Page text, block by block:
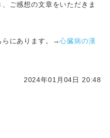
ご感想の文章をいただきま
らにあります。→心臓病の漢
2024年01月04日 20:48